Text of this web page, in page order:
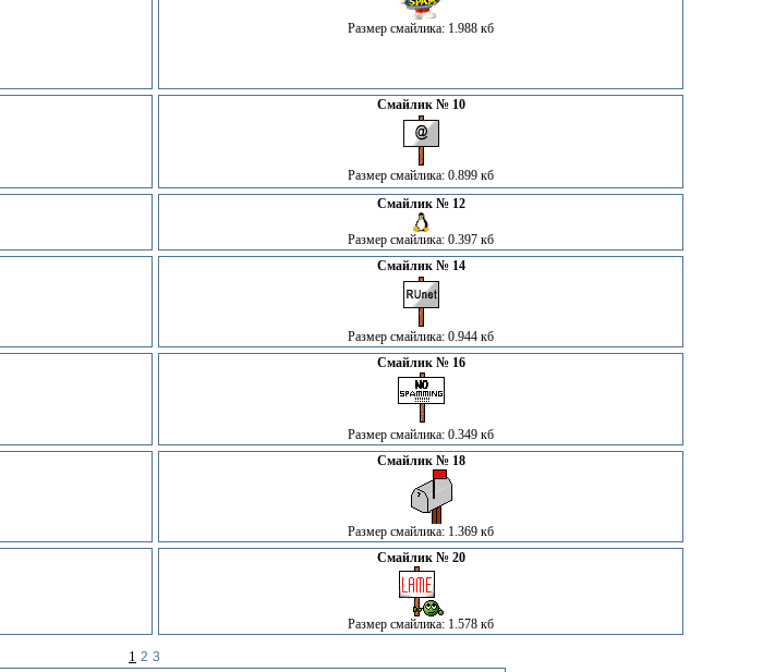
Размер смайлика: 1.988 кб
Смайлик № 10
Размер смайлика: 0.899 кб
Смайлик № 12
Размер смайлика: 0.397 кб
Смайлик № 14
Размер смайлика: 0.944 кб
Смайлик № 16
Размер смайлика: 0.349 кб
Смайлик № 18
Размер смайлика: 1.369 кб
Смайлик № 20
Размер смайлика: 1.578 кб
1 2 3